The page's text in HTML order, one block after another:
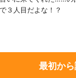
３人目だよな！？
最初か